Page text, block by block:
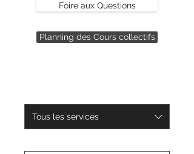
Foire aux Questions
Planning des Cours collectifs
Tous les services